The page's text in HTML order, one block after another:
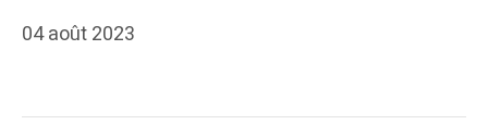
04 août 2023